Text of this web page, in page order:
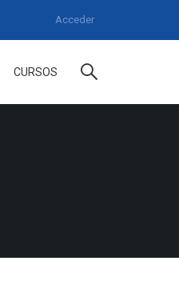
Acceder
CURSOS